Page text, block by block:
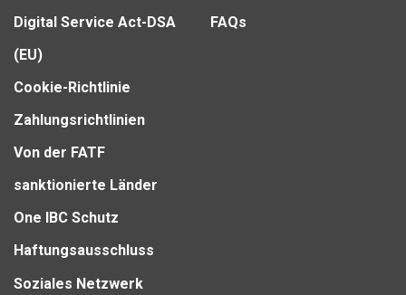
Digital Service Act-DSA
(EU)
Cookie-Richtlinie
Zahlungsrichtlinien
Von der FATF
sanktionierte Länder
One IBC Schutz
Haftungsausschluss
FAQs
Soziales Netzwerk